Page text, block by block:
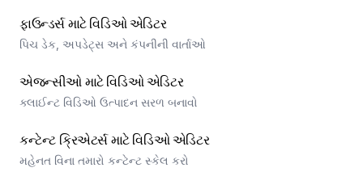
ફાઉન્ડર્સ માટે વિડિઓ એડિટર
પિચ ડેક, અપડેટ્સ અને કંપનીની વાર્તાઓ
એજન્સીઓ માટે વિડિઓ એડિટર
ક્લાઈન્ટ વિડિઓ ઉત્પાદન સરળ બનાવો
કન્ટેન્ટ ક્રિએટર્સ માટે વિડિઓ એડિટર
મહેનત વિના તમારો કન્ટેન્ટ સ્કેલ કરો